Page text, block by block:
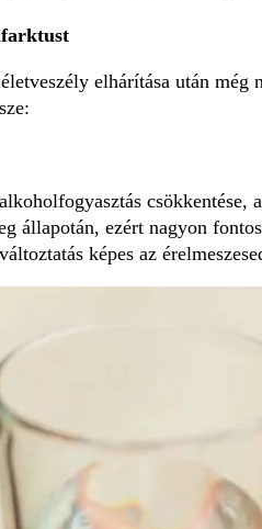
elhárítása után
csökkentése,
állapotán, ezért nagyon
képes az